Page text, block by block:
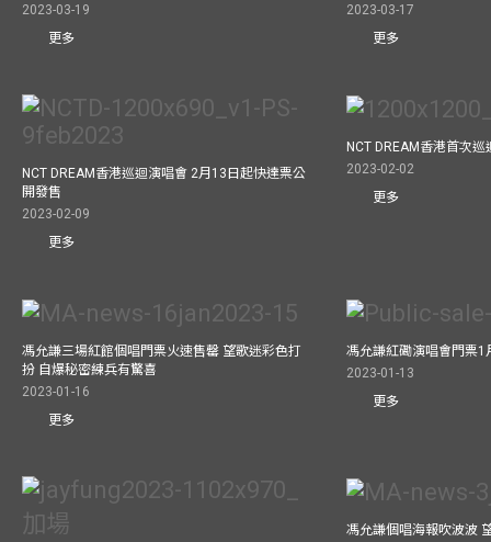
2023-03-19
更多
2023-03-17
更多
NCT DREAM香港巡迴演唱會 2月13日起快達票公
開發售
2023-02-09
更多
NCT DREAM香港首次
2023-02-02
更多
馮允謙三場紅館個唱門票火速售罄 望歌迷彩色打
扮 自爆秘密練兵有驚喜
2023-01-16
更多
馮允謙紅磡演唱會門票1
2023-01-13
更多
馮允謙個唱海報吹波波